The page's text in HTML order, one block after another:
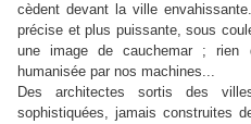
cèdent devant la ville
précise et plus puissante, sous
une image de cauchemar ; rien
humanisée par nos machines...
Des architectes sortis des
sophistiquées, jamais construites